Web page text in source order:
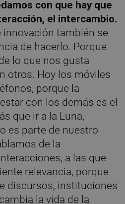
con que hay que
el intercambio.
innovación también se
de hacerlo. Porque
lo que nos gusta
otros. Hoy los móviles
porque la
con los demás es el
que ir a la Luna,
es parte de nuestro
de la
a las que
relevancia, porque
discursos, instituciones
la vida de la